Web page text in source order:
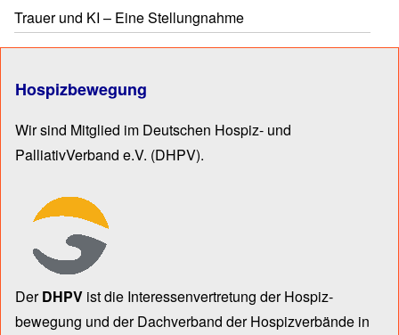
Trauer und KI – Eine Stellungnahme
Hospizbewegung
Wir sind Mitglied im Deutschen Hospiz- und
PalliativVerband e.V. (DHPV).
DerDHPV ist die Inter­essen­ver­tre­tung der Hospiz­
bewegung und der Dach­verband der Hospiz­verbände in